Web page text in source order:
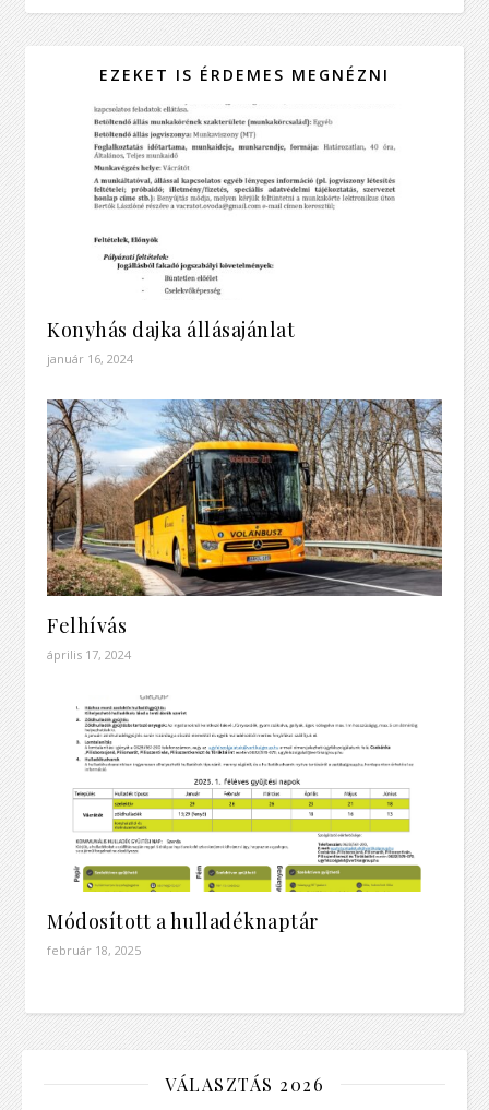
EZEKET IS ÉRDEMES MEGNÉZNI
Konyhás dajka állásajánlat
január 16, 2024
Felhívás
április 17, 2024
Módosított a hulladéknaptár
február 18, 2025
VÁLASZTÁS 2026